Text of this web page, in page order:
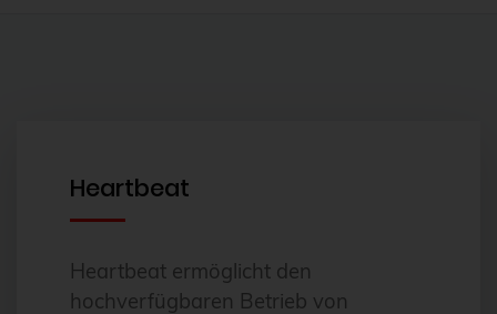
Heartbeat
Heartbeat ermöglicht den
hochverfügbaren Betrieb von